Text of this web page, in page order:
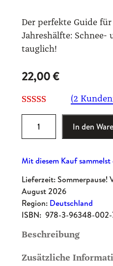
Der perfekte Guide
Jahreshälfte:
tauglich!
22,00€
Bewertet mit
von 5,
basierend
auf
2
rtungen
(2
s
h
a
n
b
u
In den
Mit diesem Kauf
Lieferzeit: Sommerpause!
August 2026
Region: Deutschland
ISBN: 978-3-96348-
Beschreibung
Zusätzliche